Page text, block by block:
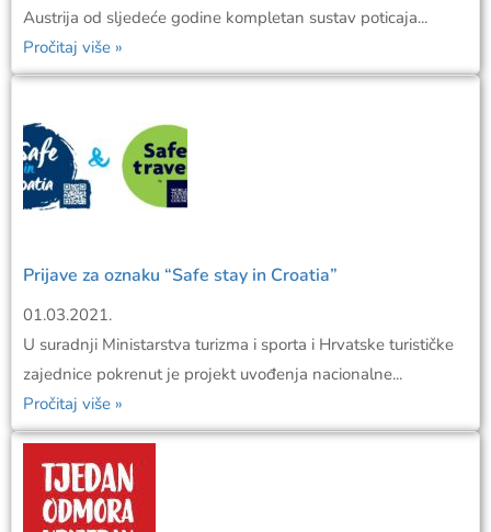
Austrija od sljedeće godine kompletan sustav poticaja...
Pročitaj više »
Prijave za oznaku “Safe stay in Croatia”
01.03.2021.
U suradnji Ministarstva turizma i sporta i Hrvatske turističke
zajednice pokrenut je projekt uvođenja nacionalne...
Pročitaj više »